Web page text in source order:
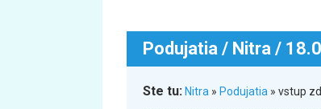
Podujatia / Nitra /
Ste tu: Nitra » Podujatia » vstup